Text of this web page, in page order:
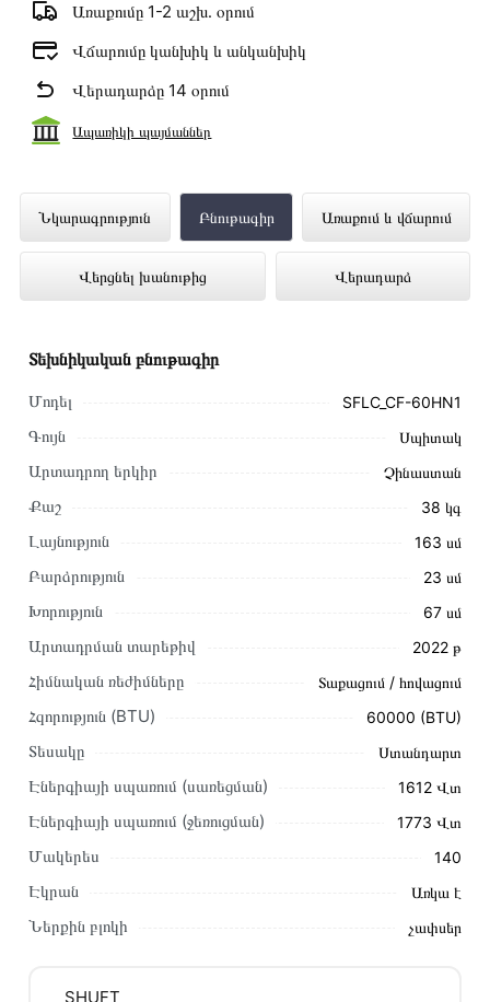
Առաքումը 1-2 աշխ․ օրում
Վճարումը կանխիկ և անկանխիկ
Վերադարձը 14 օրում
Ապառիկի պայմաններ
Նկարագրություն Բնութագիր Առաքում և վճարում
Վերցնել խանութից Վերադարձ
Օդորակիչ SHUFT SFLC_CF-60HN1
ներկայացված է Technomix առցանց
խանութում լավագույն գնով 814 900 դրամ
Այս ապրանքը գնելու համար սեղմեք
«Ավելացնել
«Արագ պատվեր»
կոճակը:
Կարող եք նաև պատվիրել՝ զանգահարելով կայքում նշված
կոնտակտային համարներին։
Կայքում տվյալ ապրանքի՝ Օդորակիչ SHUFT SFLC_CF-
60HN1 առաքման և վճարման պայմանները վավեր են և
Մեր պրոֆեսիոնալ մենեջերները կմշակեն պատվերը և
կկապվեն ձեզ հետ՝ համաձայնեցնելու առաքման
պայմանները։ Նախքան առցանց պատվեր տեղադրելը,
Տեխնիկական բնութագիր
Մոդել SFLC_CF-60HN1
Գույն Սպիտակ
Արտադրող երկիր Չինաստան
Քաշ 38 կգ
Լայնություն 163 սմ
Բարձրություն 23 սմ
Խորություն 67 սմ
Արտադրման տարեթիվ 2022 թ
Հիմնական ռեժիմները Տաքացում / հովացում
Հզորություն (BTU) 60000 (BTU)
Տեսակը Ստանդարտ
Էներգիայի սպառում (սառեցման) 1612 Վտ
Էներգիայի սպառում (ջեռուցման) 1773 Վտ
Մակերես 140
Էկրան Առկա է
Ներքին բլոկի չափսեր
SHUFT